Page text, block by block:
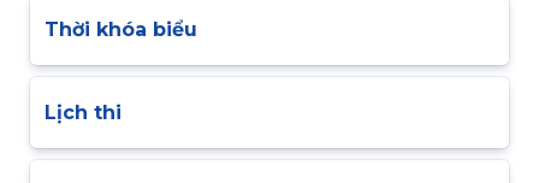
Thời khóa biểu
Lịch thi